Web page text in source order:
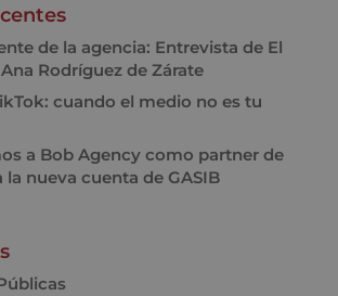
de la agencia: Entrevista de El
Rodríguez de Zárate
cuando el medio no es tu
a Bob Agency como partner de
la nueva cuenta de GASIB